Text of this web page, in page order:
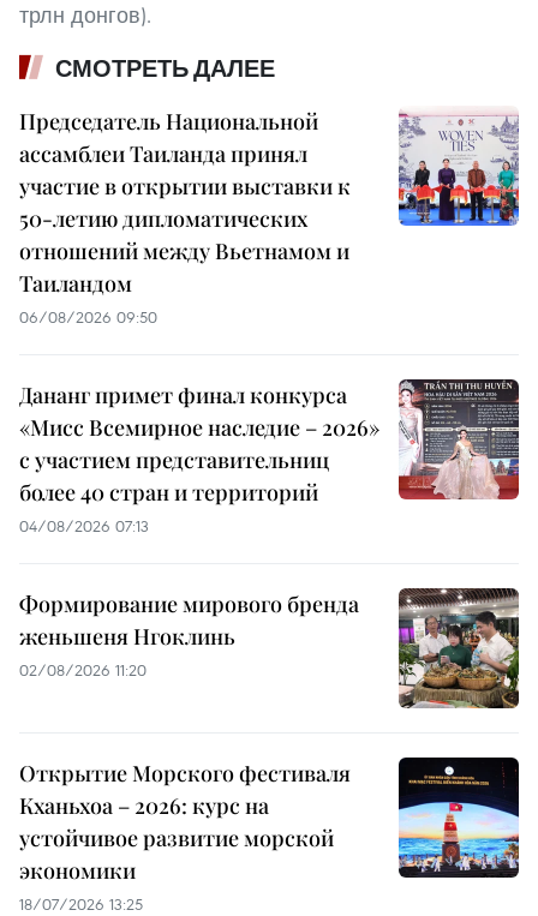
трлн донгов).
СМОТРЕТЬ ДАЛЕЕ
Председатель Национальной
ассамблеи Таиланда принял
участие в открытии выставки к
50-летию дипломатических
отношений между Вьетнамом и
Таиландом
06/08/2026 09:50
Дананг примет финал конкурса
«Мисс Всемирное наследие – 2026»
с участием представительниц
более 40 стран и территорий
04/08/2026 07:13
Формирование мирового бренда
женьшеня Нгоклинь
02/08/2026 11:20
Открытие Морского фестиваля
Кханьхоа – 2026: курс на
устойчивое развитие морской
экономики
18/07/2026 13:25